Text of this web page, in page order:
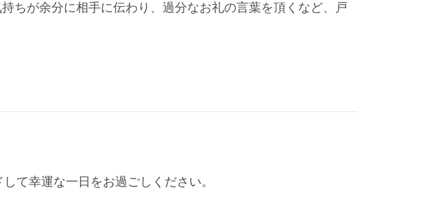
ちが余分に相手に伝わり、過分なお礼の言葉を頂くなど、戸
て幸運な一日をお過ごしください。